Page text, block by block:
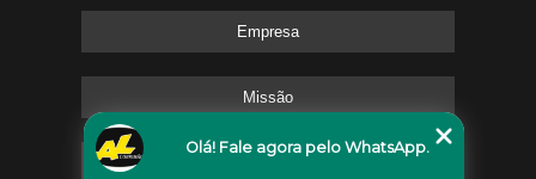
Empresa
Missão
Olá! Fale agora pelo WhatsApp.